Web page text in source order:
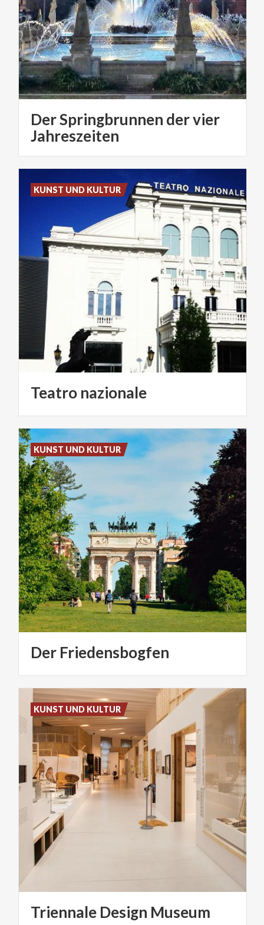
Der Springbrunnen der vier
Jahreszeiten
Teatro nazionale
KUNST UND KULTUR
Der Friedensbogfen
KUNST UND KULTUR
Triennale Design Museum
KUNST UND KULTUR